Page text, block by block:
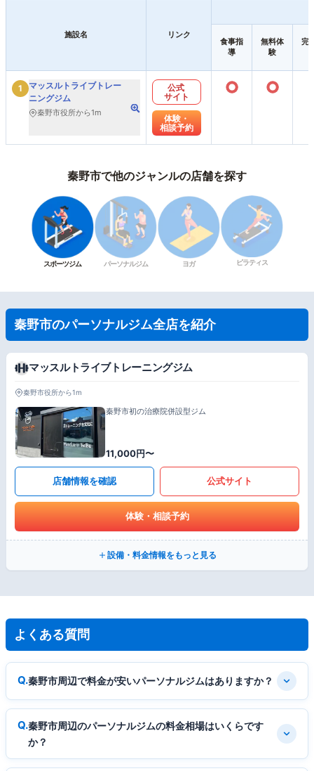
施設名 リンク
食事指
導
無料体
験
完
1
マッスルトライブトレー
ニングジム
秦野市役所から1m
公式
サイト
体験・
相談予約
○ ○
秦野市で他のジャンルの店舗を探す
スポーツジム パーソナルジム ヨガ ピラティス
秦野市のパーソナルジム全店を紹介
マッスルトライブトレーニングジム
秦野市役所から1m
秦野市初の治療院併設型ジム
11,000円〜
店舗情報を確認 公式サイト
体験・相談予約
設備・料金情報をもっと見る
よくある質問
秦野市周辺で料金が安いパーソナルジムはありますか？
秦野市周辺のパーソナルジムの料金相場はいくらです
か？